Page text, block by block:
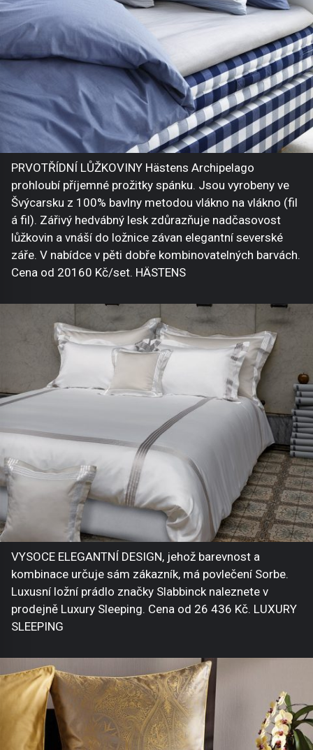
PRVOTŘÍDNÍ LŮŽKOVINY Hästens Archipelago
prohloubí příjemné prožitky spánku. Jsou vyrobeny ve
Švýcarsku z 100% bavlny metodou vlákno na vlákno (fil
á fil). Zářivý hedvábný lesk zdůrazňuje nadčasovost
lůžkovin a vnáší do ložnice závan elegantní severské
záře. V nabídce v pěti dobře kombinovatelných barvách.
Cena od 20160 Kč/set. HÄSTENS
VYSOCE ELEGANTNÍ DESIGN, jehož barevnost a
kombinace určuje sám zákazník, má povlečení Sorbe.
Luxusní ložní prádlo značky Slabbinck naleznete v
prodejně Luxury Sleeping. Cena od 26 436 Kč. LUXURY
SLEEPING